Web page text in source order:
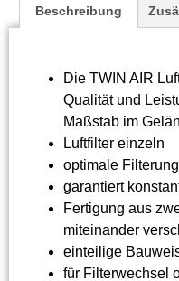
Beschreibung
Die TWIN AIR
Qualität und
Maßstab im
Luftfilter einzeln
optimale Filterung
garantiert
Fertigung aus
miteinander
einteilige
für Filterwechsel